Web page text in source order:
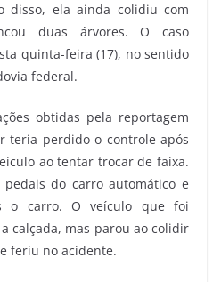
disso, ela ainda colidiu com
duas árvores. O caso
quinta-feira (17), no sentido
federal.
obtidas pela reportagem
teria perdido o controle após
ao tentar trocar de faixa.
do carro automático e
o carro. O veículo que foi
calçada, mas parou ao colidir
feriu no acidente.